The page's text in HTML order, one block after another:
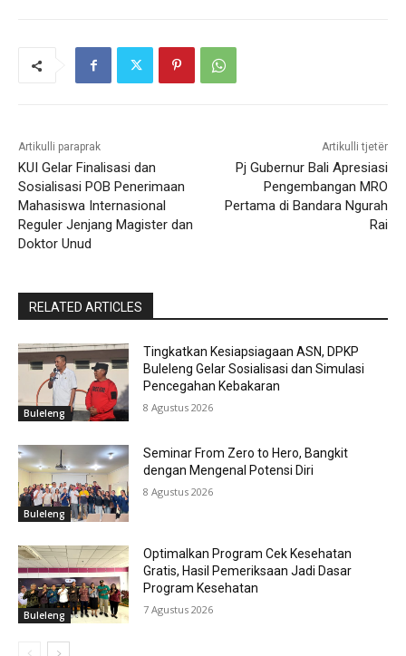
Artikulli paraprak
KUI Gelar Finalisasi dan
Sosialisasi POB Penerimaan
Mahasiswa Internasional
Reguler Jenjang Magister dan
Doktor Unud
Artikulli tjetër
Pj Gubernur Bali Apresiasi
Pengembangan MRO
Pertama di Bandara Ngurah
Rai
RELATED ARTICLES
Buleleng
Tingkatkan Kesiapsiagaan ASN, DPKP
Buleleng Gelar Sosialisasi dan Simulasi
Pencegahan Kebakaran
8 Agustus 2026
Buleleng
Seminar From Zero to Hero, Bangkit
dengan Mengenal Potensi Diri
8 Agustus 2026
Buleleng
Optimalkan Program Cek Kesehatan
Gratis, Hasil Pemeriksaan Jadi Dasar
Program Kesehatan
7 Agustus 2026